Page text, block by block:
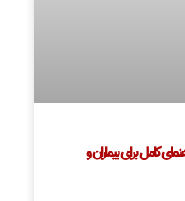
کامل برای بیماران و